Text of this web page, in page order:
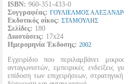
ISBN: 960-351-433-0
Συγγραφέας: ΓΟΥΛΙΕΛΜΟΣ
Εκδοτικός οίκος: ΣΤΑΜΟΥΛΗΣ
Σελίδες: 180
Διαστάσεις: 17x24
Ημερομηνία Έκδοσης: 2002
Εγχειρίδιο που περιλαμβάνει
ανταγωνιστών, εμπειρικές
επίδοση των επιχειρήσεων,